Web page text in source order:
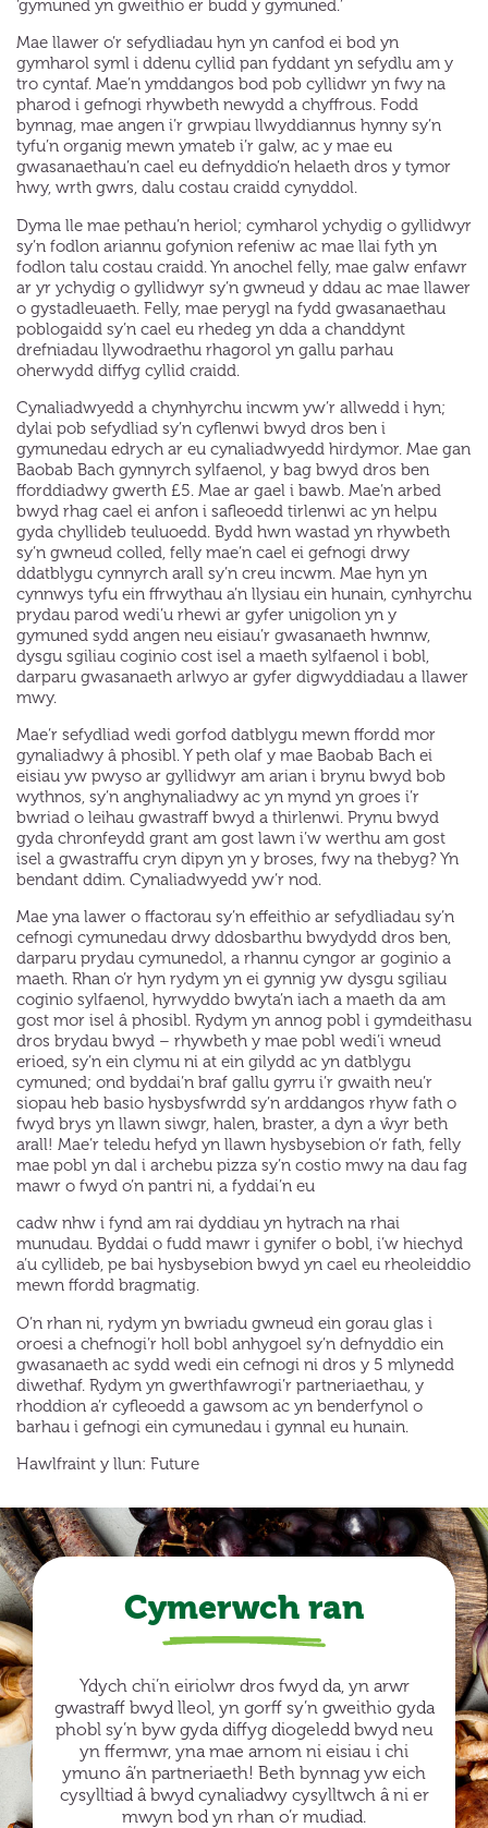
‘gymuned yn gweithio er budd y gymuned.’
Mae llawer o’r sefydliadau hyn yn canfod ei bod yn
gymharol syml i ddenu cyllid pan fyddant yn sefydlu am y
tro cyntaf. Mae’n ymddangos bod pob cyllidwr yn fwy na
pharod i gefnogi rhywbeth newydd a chyffrous. Fodd
bynnag, mae angen i’r grwpiau llwyddiannus hynny sy’n
tyfu’n organig mewn ymateb i’r galw, ac y mae eu
gwasanaethau’n cael eu defnyddio’n helaeth dros y tymor
hwy, wrth gwrs, dalu costau craidd cynyddol.
Dyma lle mae pethau’n heriol; cymharol ychydig o gyllidwyr
sy’n fodlon ariannu gofynion refeniw ac mae llai fyth yn
fodlon talu costau craidd. Yn anochel felly, mae galw enfawr
ar yr ychydig o gyllidwyr sy’n gwneud y ddau ac mae llawer
o gystadleuaeth. Felly, mae perygl na fydd gwasanaethau
poblogaidd sy’n cael eu rhedeg yn dda a chanddynt
drefniadau llywodraethu rhagorol yn gallu parhau
oherwydd diffyg cyllid craidd.
Cynaliadwyedd a chynhyrchu incwm yw’r allwedd i hyn;
dylai pob sefydliad sy’n cyflenwi bwyd dros ben i
gymunedau edrych ar eu cynaliadwyedd hirdymor. Mae gan
Baobab Bach gynnyrch sylfaenol, y bag bwyd dros ben
fforddiadwy gwerth £5. Mae ar gael i bawb. Mae’n arbed
bwyd rhag cael ei anfon i safleoedd tirlenwi ac yn helpu
gyda chyllideb teuluoedd. Bydd hwn wastad yn rhywbeth
sy’n gwneud colled, felly mae’n cael ei gefnogi drwy
ddatblygu cynnyrch arall sy’n creu incwm. Mae hyn yn
cynnwys tyfu ein ffrwythau a’n llysiau ein hunain, cynhyrchu
prydau parod wedi’u rhewi ar gyfer unigolion yn y
gymuned sydd angen neu eisiau’r gwasanaeth hwnnw,
dysgu sgiliau coginio cost isel a maeth sylfaenol i bobl,
darparu gwasanaeth arlwyo ar gyfer digwyddiadau a llawer
mwy.
Mae’r sefydliad wedi gorfod datblygu mewn ffordd mor
gynaliadwy â phosibl. Y peth olaf y mae Baobab Bach ei
eisiau yw pwyso ar gyllidwyr am arian i brynu bwyd bob
wythnos, sy’n anghynaliadwy ac yn mynd yn groes i’r
bwriad o leihau gwastraff bwyd a thirlenwi. Prynu bwyd
gyda chronfeydd grant am gost lawn i’w werthu am gost
isel a gwastraffu cryn dipyn yn y broses, fwy na thebyg? Yn
bendant ddim. Cynaliadwyedd yw’r nod.
Mae yna lawer o ffactorau sy’n effeithio ar sefydliadau sy’n
cefnogi cymunedau drwy ddosbarthu bwydydd dros ben,
darparu prydau cymunedol, a rhannu cyngor ar goginio a
maeth. Rhan o’r hyn rydym yn ei gynnig yw dysgu sgiliau
coginio sylfaenol, hyrwyddo bwyta’n iach a maeth da am
gost mor isel â phosibl. Rydym yn annog pobl i gymdeithasu
dros brydau bwyd – rhywbeth y mae pobl wedi’i wneud
erioed, sy’n ein clymu ni at ein gilydd ac yn datblygu
cymuned; ond byddai’n braf gallu gyrru i’r gwaith neu’r
siopau heb basio hysbysfwrdd sy’n arddangos rhyw fath o
fwyd brys yn llawn siwgr, halen, braster, a dyn a ŵyr beth
arall! Mae’r teledu hefyd yn llawn hysbysebion o’r fath, felly
mae pobl yn dal i archebu pizza sy’n costio mwy na dau fag
mawr o fwyd o’n pantri ni, a fyddai’n eu
cadw nhw i fynd am rai dyddiau yn hytrach na rhai
munudau. Byddai o fudd mawr i gynifer o bobl, i’w hiechyd
a’u cyllideb, pe bai hysbysebion bwyd yn cael eu rheoleiddio
mewn ffordd bragmatig.
O’n rhan ni, rydym yn bwriadu gwneud ein gorau glas i
oroesi a chefnogi’r holl bobl anhygoel sy’n defnyddio ein
gwasanaeth ac sydd wedi ein cefnogi ni dros y 5 mlynedd
diwethaf. Rydym yn gwerthfawrogi’r partneriaethau, y
rhoddion a’r cyfleoedd a gawsom ac yn benderfynol o
barhau i gefnogi ein cymunedau i gynnal eu hunain.
Hawlfraint y llun: Future
Cymerwch ran
Ydych chi’n eiriolwr dros fwyd da, yn arwr
gwastraff bwyd lleol, yn gorff sy’n gweithio gyda
phobl sy’n byw gyda diffyg diogeledd bwyd neu
yn ffermwr, yna mae arnom ni eisiau i chi
ymuno â’n partneriaeth! Beth bynnag yw eich
cysylltiad â bwyd cynaliadwy cysylltwch â ni er
mwyn bod yn rhan o’r mudiad.